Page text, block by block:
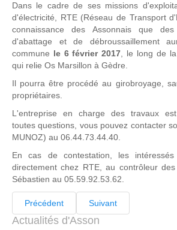
Dans le cadre de ses missions
d'électricité, RTE (Réseau de Transport
connaissance des Assonnais que des
d'abattage et de débroussaillement
commune le 6 février 2017 , le long de
qui relie Os Marsillon à Gèdre.
Il pourra être procédé au girobroyage,
propriétaires.
L'entreprise en charge des travaux
toutes questions, vous pouvez contacter
MUNOZ) au 06.44.73.44.40.
En cas de contestation, les intéressés
directement chez RTE, au contrôleur
Sébastien au 05.59.92.53.62.
Précédent Suivant
Actualités d'Asson